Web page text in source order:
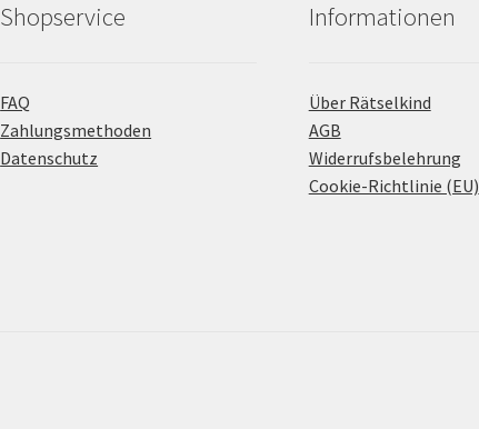
Shopservice
FAQ
Zahlungsmethoden
Datenschutz
Informationen
Über Rätselkind
AGB
Widerrufsbelehrung
Cookie-Richtlinie (EU)